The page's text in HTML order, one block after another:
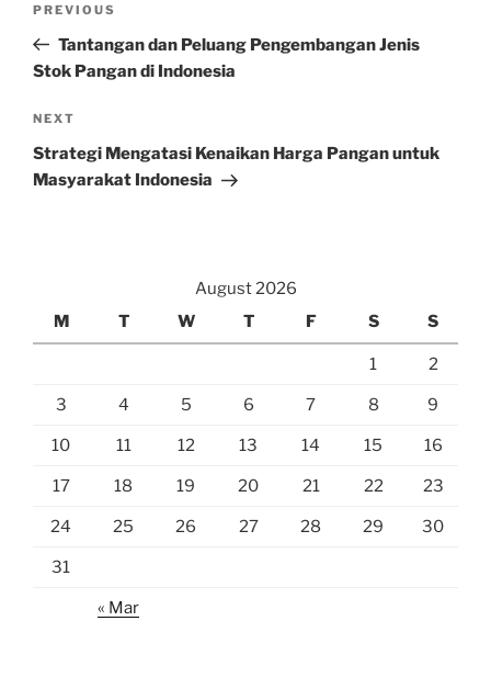
Previous
Post
PREVIOUS
Tantangan dan Peluang Pengembangan Jenis
Stok Pangan di Indonesia
Next
Post
NEXT
Strategi Mengatasi Kenaikan Harga Pangan untuk
Masyarakat Indonesia
August 2026
M
T W T F S S
1 2
3 4 5 6 7 8 9
10 11 12 13 14 15 16
17 18 19 20 21 22 23
24 25 26 27 28 29 30
31
« Mar